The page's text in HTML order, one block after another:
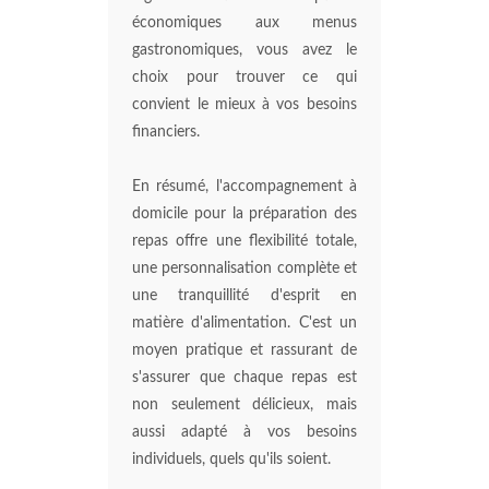
économiques aux menus
gastronomiques, vous avez le
choix pour trouver ce qui
convient le mieux à vos besoins
financiers.
En résumé, l'accompagnement à
domicile pour la préparation des
repas offre une flexibilité totale,
une personnalisation complète et
une tranquillité d'esprit en
matière d'alimentation. C'est un
moyen pratique et rassurant de
s'assurer que chaque repas est
non seulement délicieux, mais
aussi adapté à vos besoins
individuels, quels qu'ils soient.